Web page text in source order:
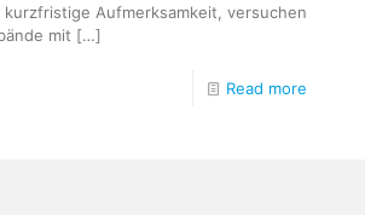
kurzfristige Aufmerksamkeit, versuchen
mit […]
Read more